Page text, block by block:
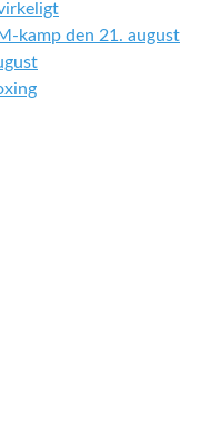
kamp den 21. august